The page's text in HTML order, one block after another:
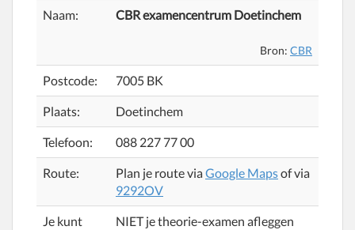
Naam: CBR examencentrum Doetinchem
Bron: CBR
Postcode: 7005 BK
Plaats: Doetinchem
Telefoon: 088 227 77 00
Route: Plan je route viaGoogle Mapsof via
9292OV
Je kunt
NIET je theorie-examen afleggen